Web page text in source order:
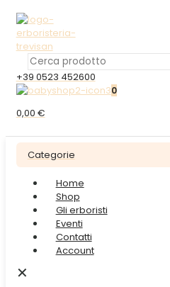
+39 0523 452600
0
0,00 €
Categorie
Home
Shop
Gli erboristi
Eventi
Contatti
Account
✕